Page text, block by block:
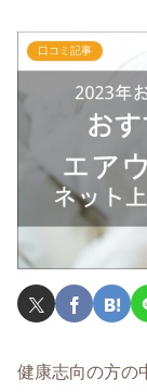
口コミ記事
健康志向の方の